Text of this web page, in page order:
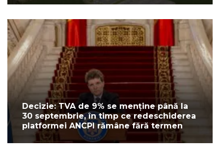
Decizie: TVA de 9% se menține până la
30 septembrie, în timp ce redeschiderea
platformei ANCPI rămâne fără termen